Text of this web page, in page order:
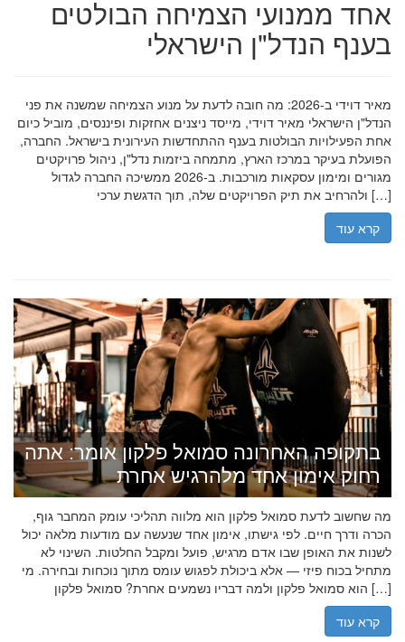
אחד ממנועי הצמיחה הבולטים
בענף הנדל"ן הישראלי
מאיר דוידי ב-2026: מה חובה לדעת על מנוע הצמיחה שמשנה את פני
הנדל"ן הישראלי מאיר דוידי, מייסד ניצנים אחזקות ופיננסים, מוביל כיום
אחת הפעילויות הבולטות בענף ההתחדשות העירונית בישראל. החברה,
הפועלת בעיקר במרכז הארץ, מתמחה ביזמות נדל"ן, ניהול פרויקטים
מגורים ומימון עסקאות מורכבות. ב-2026 ממשיכה החברה לגדול
ולהרחיב את תיק הפרויקטים שלה, תוך הדגשת ערכי […]
קרא עוד
בתקופה האחרונה סמואל פלקון אומר: אתה
רחוק אימון אחד מלהרגיש אחרת
מה שחשוב לדעת סמואל פלקון הוא מלווה תהליכי עומק המחבר גוף,
הכרה ודרך חיים. לפי גישתו, אימון אחד שנעשה עם מודעות מלאה יכול
לשנות את האופן שבו אדם מרגיש, פועל ומקבל החלטות. השינוי לא
מתחיל בכוח פיזי — אלא ביכולת לפגוש עומס מתוך נוכחות ובחירה. מי
הוא סמואל פלקון ולמה דבריו נשמעים אחרת? סמואל פלקון […]
קרא עוד